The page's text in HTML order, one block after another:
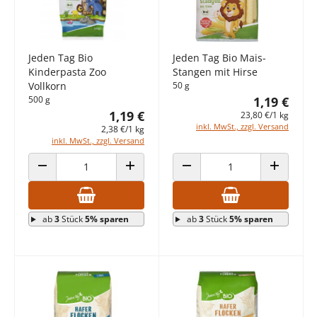
Jeden Tag Bio
Kinderpasta Zoo
Vollkorn
500 g
1,19 €
2,38 €/1 kg
inkl. MwSt., zzgl. Versand
ANZAHL VERRINGERN ANZAHL ERHÖHEN
ab3Stück5% sparen
Jeden Tag Bio Mais-
Stangen mit Hirse
50 g
1,19 €
23,80 €/1 kg
inkl. MwSt., zzgl. Versand
ANZAHL VERRINGERN ANZAHL
ab3Stück5% sparen